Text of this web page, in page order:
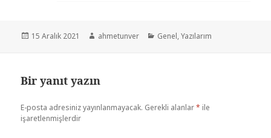
15 Aralık 2021 ahmetunver Genel,Yazılarım
Bir yanıt yazın
E-posta adresiniz yayınlanmayacak. Gerekli alanlar* ile
işaretlenmişlerdir